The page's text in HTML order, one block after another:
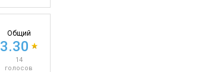
Общий
3.30
14
голосов